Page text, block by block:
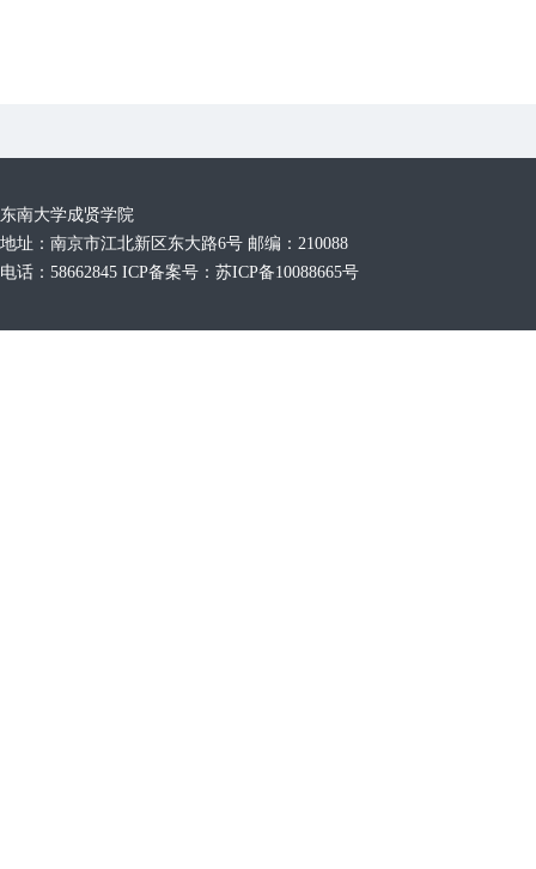
东南大学成贤学院
地址：南京市江北新区东大路6号 邮编：210088
电话：58662845 ICP备案号：苏ICP备10088665号